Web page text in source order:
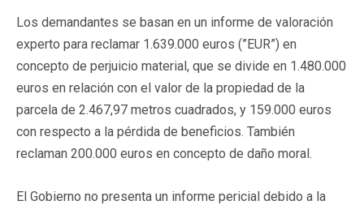
Los demandantes se basan en un informe de valoración
experto para reclamar 1.639.000 euros (”EUR”) en
concepto de perjuicio material, que se divide en 1.480.000
euros en relación con el valor de la propiedad de la
parcela de 2.467,97 metros cuadrados, y 159.000 euros
con respecto a la pérdida de beneficios. También
reclaman 200.000 euros en concepto de daño moral.
El Gobierno no presenta un informe pericial debido a la